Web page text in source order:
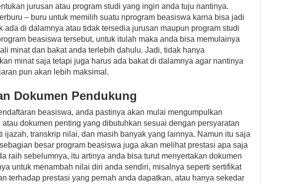
jurusan atau program studi yang ingin anda tuju nantinya.
– buru untuk memilih suatu nprogram beasiswa karna bisa jadi
ada di dalamnya atau tidak tersedia jurusan maupun program studi
beasiswa tersebut, untuk itulah maka anda bisa memulainya
minat dan bakat anda terlebih dahulu. Jadi, tidak hanya
minat saja tetapi juga harus ada bakat di dalamnya agar nantinya
pun akan lebih maksimal.
Dokumen Pendukung
beasiswa, anda pastinya akan mulai mengumpulkan
dokumen penting yang dibutuhkan sesuai dengan persyaratan
ijazah, transkrip nilai, dan masih banyak yang lainnya. Namun itu saja
besar program beasiswa juga akan melihat prestasi apa saja
raih sebelumnya, itu artinya anda bisa turut menyertakan dokumen
untuk menambah nilai diri anda sendiri, misalnya seperti sertifikat
terhadap prestasi yang pernah anda dapatkan, atau hanya sekedar